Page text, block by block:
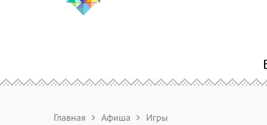
Главная Афиша Игры